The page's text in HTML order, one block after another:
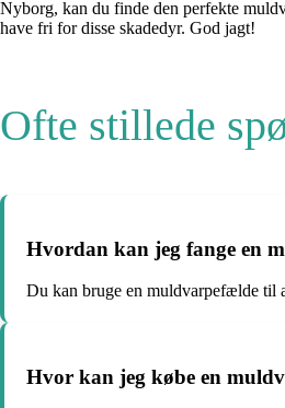
Nyborg, kan du finde den perfekte
have fri for disse skadedyr. God jagt!
Ofte stillede
Hvordan kan jeg fange en
Du kan bruge en muldvarpefælde til
Hvor kan jeg købe en